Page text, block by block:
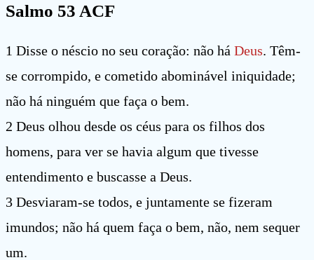
Salmo 53 ACF
1 Disse o néscio no seu coração: não há Deus. Têm-
se corrompido, e cometido abominável iniquidade;
não há ninguém que faça o bem.
2 Deus olhou desde os céus para os filhos dos
homens, para ver se havia algum que tivesse
entendimento e buscasse a Deus.
3 Desviaram-se todos, e juntamente se fizeram
imundos; não há quem faça o bem, não, nem sequer
um.